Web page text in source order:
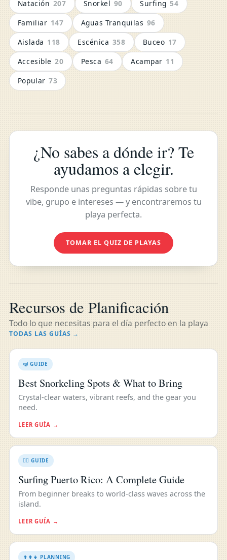
Natación 207 Snorkel 90 Surfing 54
Familiar 147 Aguas Tranquilas 96
Aislada 118 Escénica 358 Buceo 17
Accesible 20 Pesca 64 Acampar 11
Popular 73
¿No sabes a dónde ir? Te
ayudamos a elegir.
Responde unas preguntas rápidas sobre tu
vibe, grupo e intereses — y encontraremos tu
playa perfecta.
TOMAR EL QUIZ DE PLAYAS
Recursos de Planificación
Todo lo que necesitas para el día perfecto en la playa
TODAS LAS GUÍAS →
🤿 GUIDE
Best Snorkeling Spots & What to Bring
Crystal-clear waters, vibrant reefs, and the gear you
need.
LEER GUÍA →
🏄‍♂️ GUIDE
Surfing Puerto Rico: A Complete Guide
From beginner breaks to world-class waves across the
island.
LEER GUÍA →
👨‍👩‍👧 PLANNING